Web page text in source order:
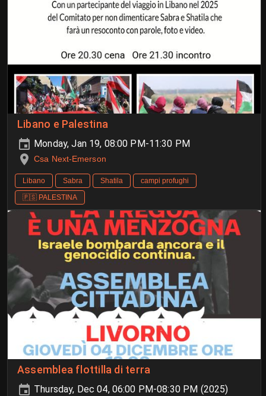
Libano e Palestina
Monday, Jan 19, 08:00 PM-11:30 PM
Csa Next-Emerson
Libano Sabra Shatila
campi profughi
🇵🇸 PALESTINA
Assemblea flottilla di terra
Thursday, Dec 04, 06:00 PM-08:30 PM (2025)